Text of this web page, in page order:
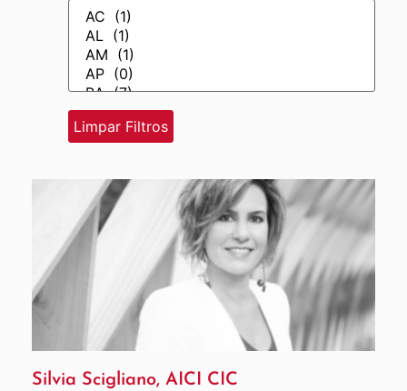
Silvia Scigliano, AICI CIC